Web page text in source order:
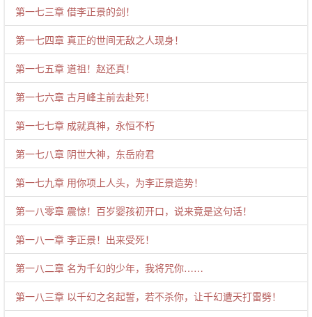
第一七三章 借李正景的剑！
第一七四章 真正的世间无敌之人现身！
第一七五章 道祖！赵还真！
第一七六章 古月峰主前去赴死！
第一七七章 成就真神，永恒不朽
第一七八章 阴世大神，东岳府君
第一七九章 用你项上人头，为李正景造势！
第一八零章 震惊！百岁婴孩初开口，说来竟是这句话！
第一八一章 李正景！出来受死！
第一八二章 名为千幻的少年，我将咒你……
第一八三章 以千幻之名起誓，若不杀你，让千幻遭天打雷劈！